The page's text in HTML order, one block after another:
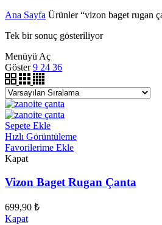
Ana Sayfa Ürünler “vizon baget rugan
Tek bir sonuç gösteriliyor
Menüyü Aç
Göster 9 24 36
Sepete Ekle
Hızlı Görüntüleme
Favorilerime Ekle
Kapat
Vizon Baget Rugan Çanta
699,90 ₺
Kapat